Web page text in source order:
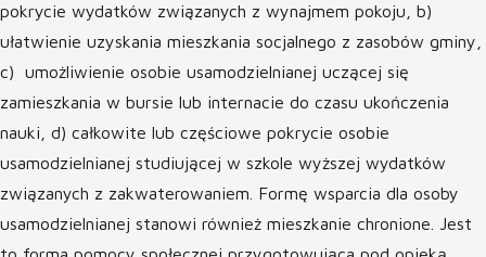
pokrycie wydatków związanych z wynajmem pokoju, b)
ułatwienie uzyskania mieszkania socjalnego z zasobów gminy,
c) umożliwienie osobie usamodzielnianej uczącej się
zamieszkania w bursie lub internacie do czasu ukończenia
nauki, d) całkowite lub częściowe pokrycie osobie
usamodzielnianej studiującej w szkole wyższej wydatków
związanych z zakwaterowaniem. Formę wsparcia dla osoby
usamodzielnianej stanowi również mieszkanie chronione. Jest